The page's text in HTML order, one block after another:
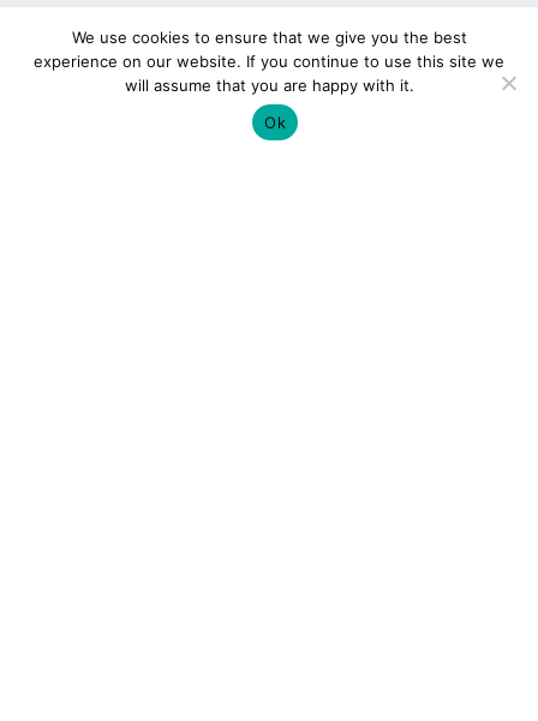
We use cookies to ensure that we give you the best
experience on our website. If you continue to use this site we
will assume that you are happy with it.
Ok